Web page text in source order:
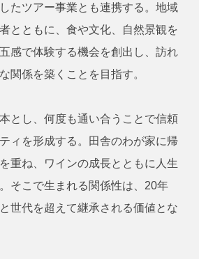
たツアー事業とも連携する。地域
とともに、食や文化、自然景観を
感で体験する機会を創出し、訪れ
関係を築くことを目指す。
とし、何度も通い合うことで信頼
ィを形成する。田舎のわが家に帰
重ね、ワインの成長とともに人生
そこで生まれる関係性は、20年
世代を超えて継承される価値とな